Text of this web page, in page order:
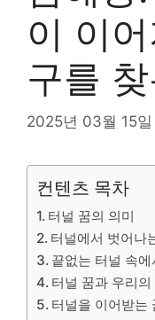
이 이
구를
2025년 03월 15일
컨텐츠 목차
터널 꿈의 의미
터널에서 벗어나
끝없는 터널 속
터널 꿈과 우리의
터널을 이어받는